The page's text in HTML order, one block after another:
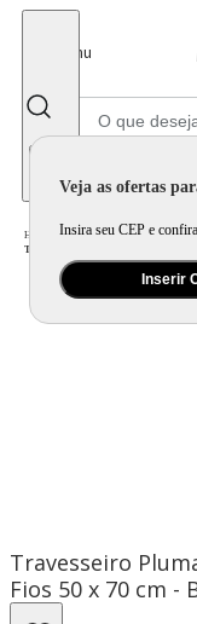
Menu
Veja as ofertas
Insira seu CEP e
Inserir
Home Cama, Mesa e Banho / Cama /
Travesseiro Plumasul com Plumas de
Travesseiro
Fios 50 x 70 cm -